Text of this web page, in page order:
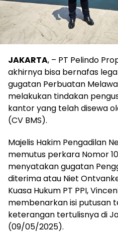
JAKARTA, – PT Pelindo
akhirnya bisa bernafas
gugatan Perbuatan
melakukan tindakan
kantor yang telah disewa
(CV BMS).
Majelis Hakim Pengadilan
memutus perkara Nomor
menyatakan gugatan
diterima atau Niet
Kuasa Hukum PT PPI,
membenarkan isi putusan
keterangan tertulisnya di
(09/05/2025).